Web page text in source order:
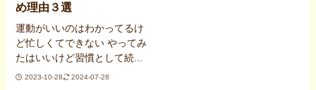
め理由３選
運動がいいのはわかってるけ
ど忙しくてできない やってみ
たはいいけど習慣として続...
2023-10-28 2024-07-28